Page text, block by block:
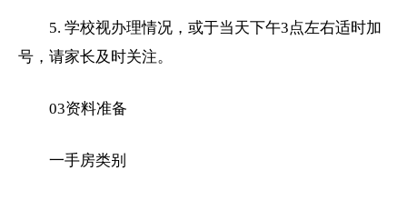
5. 学校视办理情况，或于当天下午3点左右适时加
号，请家长及时关注。
03资料准备
一手房类别